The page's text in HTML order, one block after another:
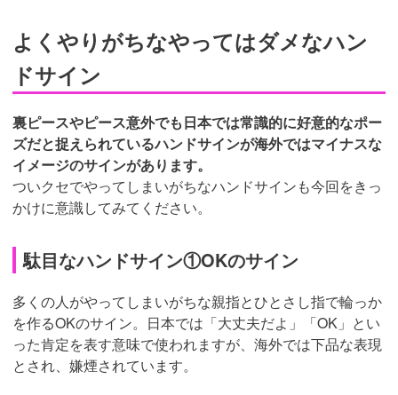
よくやりがちなやってはダメなハン
ドサイン
裏ピースやピース意外でも日本では常識的に好意的なポー
ズだと捉えられているハンドサインが海外ではマイナスな
イメージのサインがあります。
ついクセでやってしまいがちなハンドサインも今回をきっ
かけに意識してみてください。
駄目なハンドサイン①OKのサイン
多くの人がやってしまいがちな親指とひとさし指で輪っか
を作るOKのサイン。日本では「大丈夫だよ」「OK」とい
った肯定を表す意味で使われますが、海外では下品な表現
とされ、嫌煙されています。